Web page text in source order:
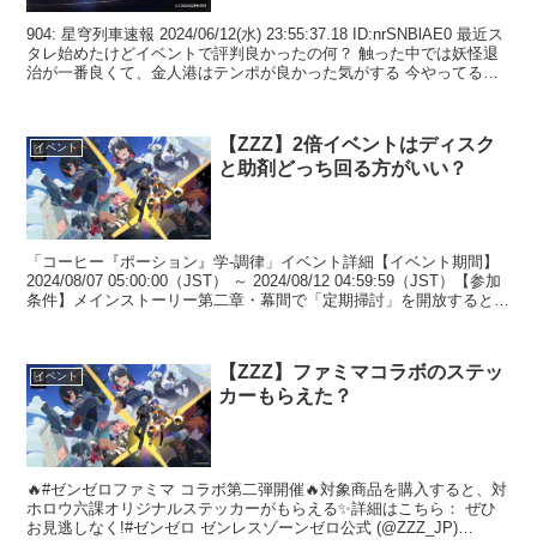
904: 星穹列車速報 2024/06/12(水) 23:55:37.18 ID:nrSNBlAE0 最近ス
タレ始めたけどイベントで評判良かったの何？ 触った中では妖怪退
治が一番良くて、金人港はテンポが良かった気がする 今やってるク
イベント
【ZZZ】2倍イベントはディスク
と助剤どっち回る方がいい？
「コーヒー『ポーション』学-調律」イベント詳細【イベント期間】
2024/08/07 05:00:00（JST） ～ 2024/08/12 04:59:59（JST）【参加
条件】メインストーリー第二章・幕間で「定期掃討」を開放すると参
イベント
【ZZZ】ファミマコラボのステッ
カーもらえた？
🔥#ゼンゼロファミマ コラボ第二弾開催🔥対象商品を購入すると、対
ホロウ六課オリジナルステッカーがもらえる✨詳細はこちら： ぜひ
お見逃しなく!#ゼンゼロ ゼンレスゾーンゼロ公式 (@ZZZ_JP)